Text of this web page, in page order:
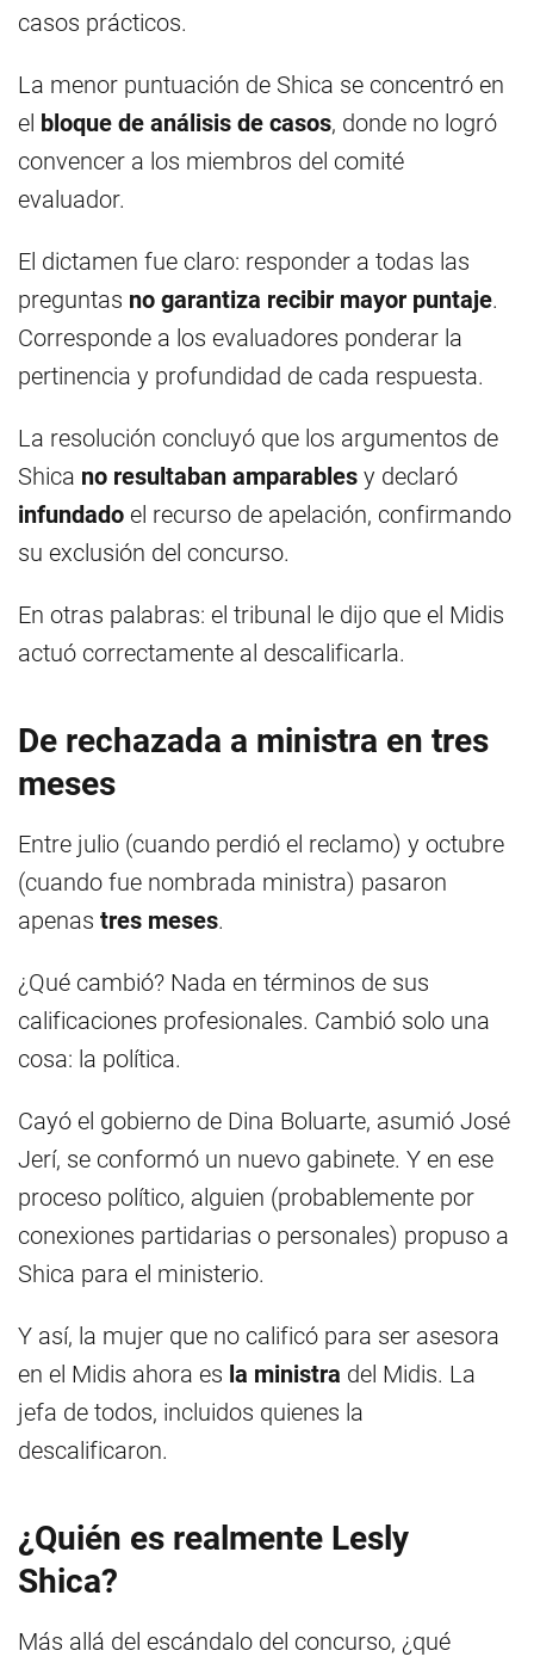
casos prácticos.
La menor puntuación de Shica se concentró en
el bloque de análisis de casos, donde no logró
convencer a los miembros del comité
evaluador.
El dictamen fue claro: responder a todas las
preguntas no garantiza recibir mayor puntaje.
Corresponde a los evaluadores ponderar la
pertinencia y profundidad de cada respuesta.
La resolución concluyó que los argumentos de
Shica no resultaban amparables y declaró
infundado el recurso de apelación, confirmando
su exclusión del concurso.
En otras palabras: el tribunal le dijo que el Midis
actuó correctamente al descalificarla.
De rechazada a ministra en tres
meses
Entre julio (cuando perdió el reclamo) y octubre
(cuando fue nombrada ministra) pasaron
apenas tres meses.
¿Qué cambió? Nada en términos de sus
calificaciones profesionales. Cambió solo una
cosa: la política.
Cayó el gobierno de Dina Boluarte, asumió José
Jerí, se conformó un nuevo gabinete. Y en ese
proceso político, alguien (probablemente por
conexiones partidarias o personales) propuso a
Shica para el ministerio.
Y así, la mujer que no calificó para ser asesora
en el Midis ahora es la ministra del Midis. La
jefa de todos, incluidos quienes la
descalificaron.
¿Quién es realmente Lesly
Shica?
Más allá del escándalo del concurso, ¿qué